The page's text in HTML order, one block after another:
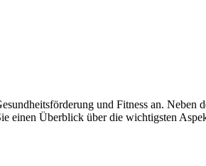
und Fitness an.
einen Überblick über die wichtigsten